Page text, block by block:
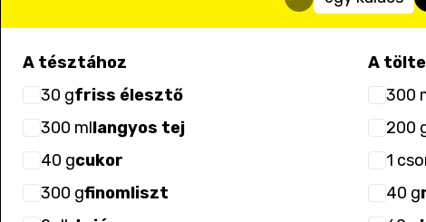
A tésztához
30 gfriss élesztő
300 mllangyos tej
40 gcukor
300 gfinomliszt
A
300
200
1
40 g